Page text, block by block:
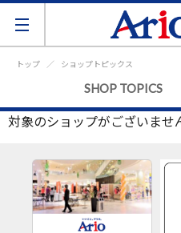
トップ ショップトピックス
SHOP TOPICS
対象のショップがございませ